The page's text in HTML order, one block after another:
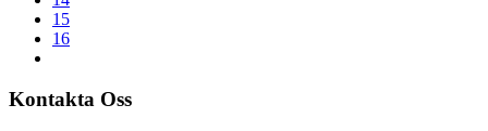
15
16
Kontakta Oss